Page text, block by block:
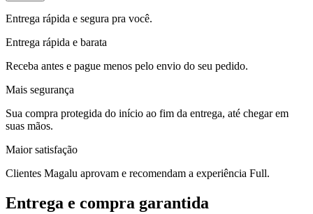
Entrega rápida e segura pra você.
Entrega rápida e barata
Receba antes e pague menos pelo envio do seu pedido.
Mais segurança
Sua compra protegida do início ao fim da entrega, até chegar em
suas mãos.
Maior satisfação
Clientes Magalu aprovam e recomendam a experiência Full.
Entrega e compra garantida